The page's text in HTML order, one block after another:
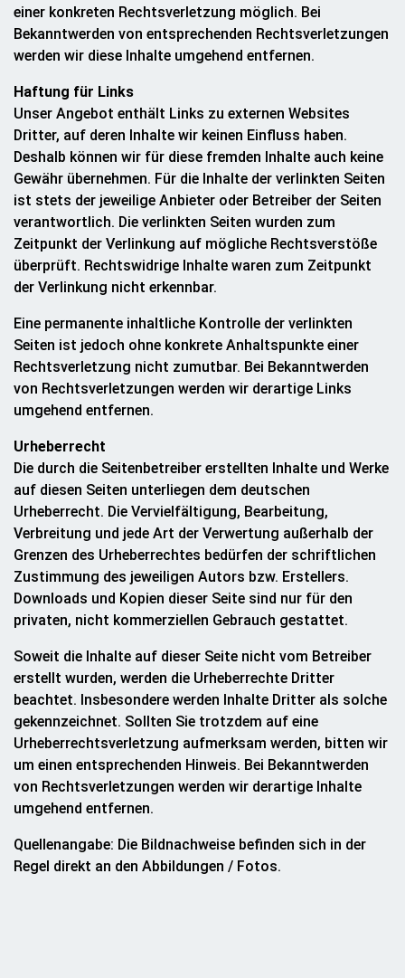
einer konkreten Rechtsverletzung möglich. Bei
Bekanntwerden von entsprechenden Rechtsverletzungen
werden wir diese Inhalte umgehend entfernen.
Haftung für Links
Unser Angebot enthält Links zu externen Websites
Dritter, auf deren Inhalte wir keinen Einfluss haben.
Deshalb können wir für diese fremden Inhalte auch keine
Gewähr übernehmen. Für die Inhalte der verlinkten Seiten
ist stets der jeweilige Anbieter oder Betreiber der Seiten
verantwortlich. Die verlinkten Seiten wurden zum
Zeitpunkt der Verlinkung auf mögliche Rechtsverstöße
überprüft. Rechtswidrige Inhalte waren zum Zeitpunkt
der Verlinkung nicht erkennbar.
Eine permanente inhaltliche Kontrolle der verlinkten
Seiten ist jedoch ohne konkrete Anhaltspunkte einer
Rechtsverletzung nicht zumutbar. Bei Bekanntwerden
von Rechtsverletzungen werden wir derartige Links
umgehend entfernen.
Urheberrecht
Die durch die Seitenbetreiber erstellten Inhalte und Werke
auf diesen Seiten unterliegen dem deutschen
Urheberrecht. Die Vervielfältigung, Bearbeitung,
Verbreitung und jede Art der Verwertung außerhalb der
Grenzen des Urheberrechtes bedürfen der schriftlichen
Zustimmung des jeweiligen Autors bzw. Erstellers.
Downloads und Kopien dieser Seite sind nur für den
privaten, nicht kommerziellen Gebrauch gestattet.
Soweit die Inhalte auf dieser Seite nicht vom Betreiber
erstellt wurden, werden die Urheberrechte Dritter
beachtet. Insbesondere werden Inhalte Dritter als solche
gekennzeichnet. Sollten Sie trotzdem auf eine
Urheberrechtsverletzung aufmerksam werden, bitten wir
um einen entsprechenden Hinweis. Bei Bekanntwerden
von Rechtsverletzungen werden wir derartige Inhalte
umgehend entfernen.
Quellenangabe: Die Bildnachweise befinden sich in der
Regel direkt an den Abbildungen / Fotos.